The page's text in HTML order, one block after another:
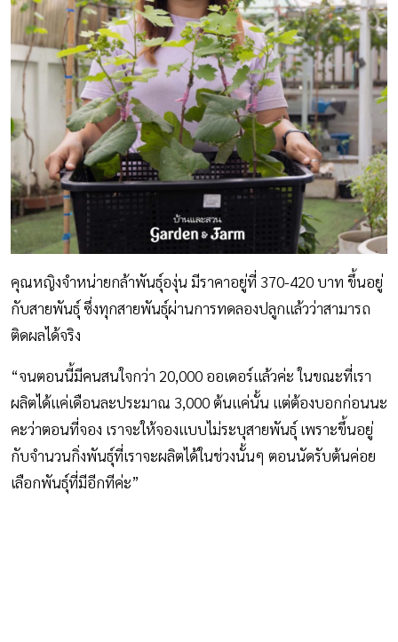
คุณหญิงจำหน่ายกล้าพันธุ์องุ่น มีราคาอยู่ที่ 370-420 บาท ขึ้นอยู่
กับสายพันธุ์ ซึ่งทุกสายพันธุ์ผ่านการทดลองปลูกแล้วว่าสามารถ
ติดผลได้จริง
“จนตอนนี้มีคนสนใจกว่า 20,000 ออเดอร์แล้วค่ะ ในขณะที่เรา
ผลิตได้แค่เดือนละประมาณ 3,000 ต้นแค่นั้น แต่ต้องบอกก่อนนะ
คะว่าตอนที่จอง เราจะให้จองแบบไม่ระบุสายพันธุ์ เพราะขึ้นอยู่
กับจำนวนกิ่งพันธุ์ที่เราจะผลิตได้ในช่วงนั้นๆ ตอนนัดรับต้นค่อย
เลือกพันธุ์ที่มีอีกทีค่ะ”